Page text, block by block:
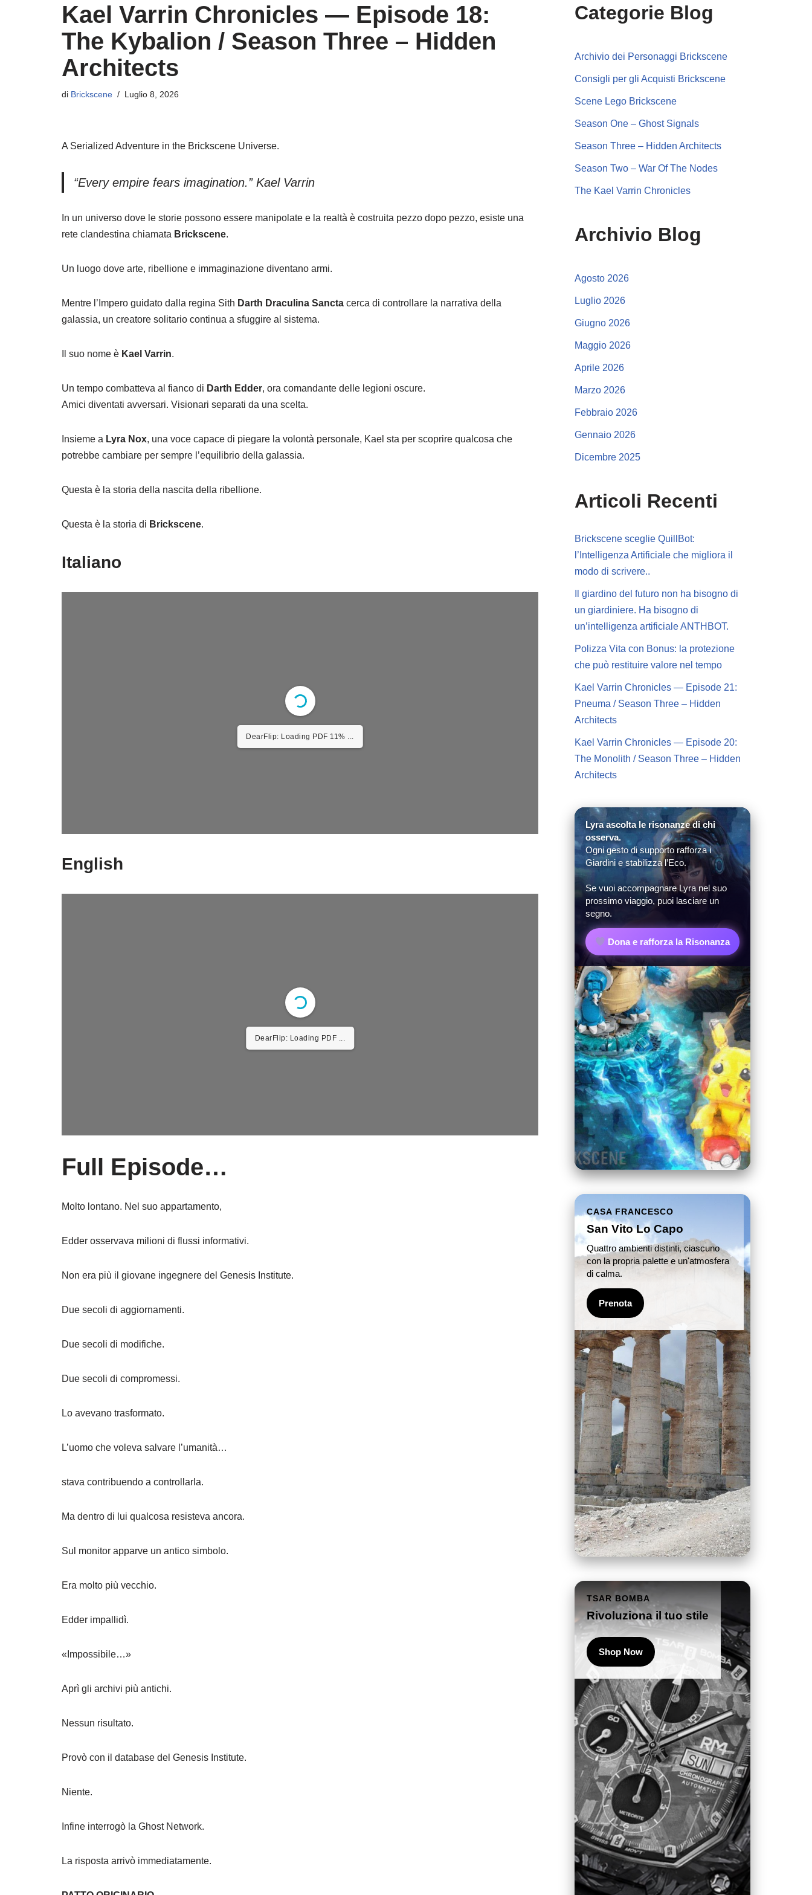
Kael Varrin Chronicles — Episode 18:
The Kybalion / Season Three – Hidden
Architects
di Brickscene Luglio 8, 2026
A Serialized Adventure in the Brickscene Universe.
“Every empire fears imagination.” Kael Varrin
In un universo dove le storie possono essere manipolate e la realtà è costruita pezzo dopo pezzo, esiste una
rete clandestina chiamata Brickscene.
Un luogo dove arte, ribellione e immaginazione diventano armi.
Mentre l’Impero guidato dalla regina Sith Darth Draculina Sancta cerca di controllare la narrativa della
galassia, un creatore solitario continua a sfuggire al sistema.
Il suo nome è Kael Varrin.
Un tempo combatteva al fianco di Darth Edder, ora comandante delle legioni oscure.
Amici diventati avversari. Visionari separati da una scelta.
Insieme a Lyra Nox, una voce capace di piegare la volontà personale, Kael sta per scoprire qualcosa che
potrebbe cambiare per sempre l’equilibrio della galassia.
Questa è la storia della nascita della ribellione.
Questa è la storia di Brickscene.
Italiano
Full Episode…
Categorie Blog
Archivio dei Personaggi Brickscene
Consigli per gli Acquisti Brickscene
Scene Lego Brickscene
Season One – Ghost Signals
Season Three – Hidden Architects
Season Two – War Of The Nodes
The Kael Varrin Chronicles
Archivio Blog
Agosto 2026
Luglio 2026
Giugno 2026
Maggio 2026
Aprile 2026
Marzo 2026
Febbraio 2026
Gennaio 2026
Dicembre 2025
Articoli Recenti
Brickscene sceglie QuillBot:
l’Intelligenza Artificiale che migliora il
modo di scrivere..
Il giardino del futuro non ha bisogno di
un giardiniere. Ha bisogno di
un’intelligenza artificiale ANTHBOT.
Polizza Vita con Bonus: la protezione
che può restituire valore nel tempo
Kael Varrin Chronicles — Episode 21:
Pneuma / Season Three – Hidden
Architects
Kael Varrin Chronicles — Episode 20:
The Monolith / Season Three – Hidden
Architects
Lyra ascolta le risonanze di chi
osserva.
Ogni gesto di supporto rafforza i
Giardini e stabilizza l’Eco.
Se vuoi accompagnare Lyra nel suo
prossimo viaggio, puoi lasciare un
segno.
Dona e rafforza la Risonanza
CASA FRANCESCO
San Vito Lo Capo
Quattro ambienti distinti, ciascuno
con la propria palette e un'atmosfera
di calma.
Prenota
TSAR BOMBA
Rivoluziona il tuo stile
Shop Now